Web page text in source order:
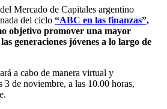
Mercado de Capitales argentino
del ciclo “ABC en las finanzas”,
objetivo promover una mayor
generaciones jóvenes a lo largo de
a cabo de manera virtual y
3 de noviembre, a las 10.00 horas,